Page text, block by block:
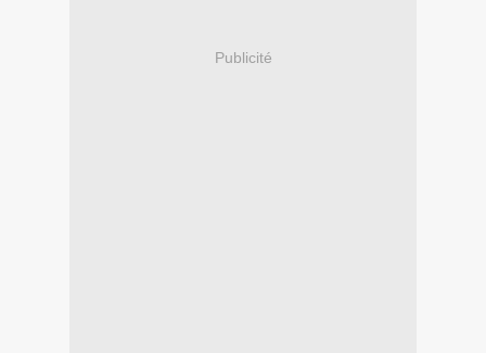
Publicité